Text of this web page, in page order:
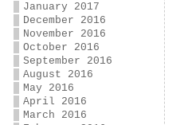
January 2017
December 2016
November 2016
October 2016
September 2016
August 2016
May 2016
April 2016
March 2016